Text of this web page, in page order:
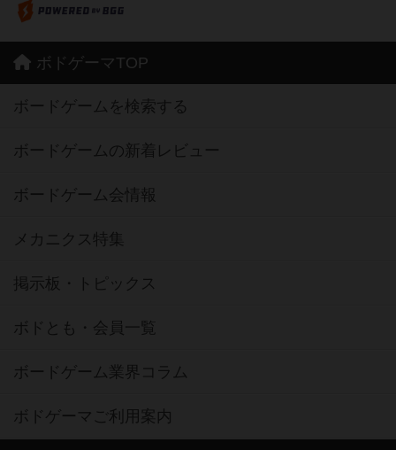
ボドゲーマTOP
ボードゲームを検索する
ボードゲームの新着レビュー
ボードゲーム会情報
メカニクス特集
掲示板・トピックス
ボドとも・会員一覧
ボードゲーム業界コラム
ボドゲーマご利用案内